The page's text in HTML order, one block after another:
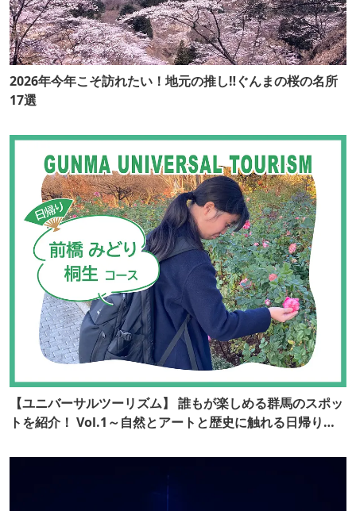
2026年今年こそ訪れたい！地元の推し‼ぐんまの桜の名所
17選
【ユニバーサルツーリズム】 誰もが楽しめる群馬のスポッ
トを紹介！ Vol.1～自然とアートと歴史に触れる日帰り旅